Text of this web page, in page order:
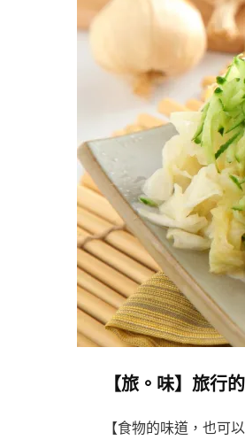
道：
海
（壹）
Taste
Of
A
Journey:
Seafood
【旅。味】旅行
【食物的味道，也可